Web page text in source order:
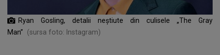
Ryan Gosling, detalii neștiute din culisele „The Gray
Man”
(sursa foto: Instagram)